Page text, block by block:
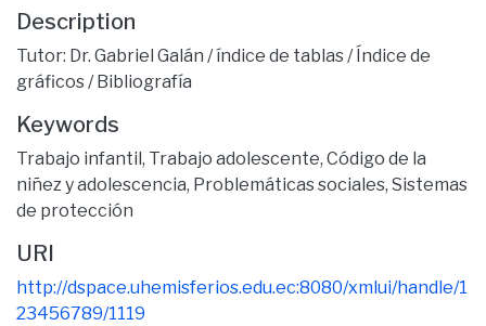
Description
Tutor: Dr. Gabriel Galán / índice de tablas / Índice de
gráficos / Bibliografía
Keywords
Trabajo infantil, Trabajo adolescente, Código de la
niñez y adolescencia, Problemáticas sociales, Sistemas
de protección
URI
http://dspace.uhemisferios.edu.ec:8080/xmlui/handle/1
23456789/1119